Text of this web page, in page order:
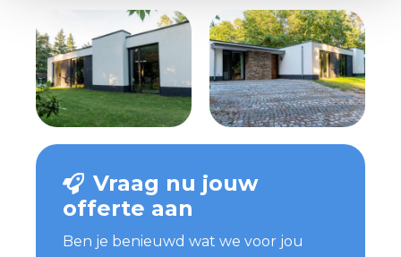
Vraag nu jouw
offerte aan
Ben je benieuwd wat we voor jou